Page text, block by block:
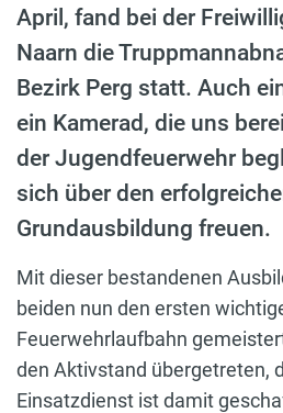
April, fand bei der
Naarn die
Bezirk Perg statt. Auch
ein Kamerad, die uns
der Jugendfeuerwehr
sich über den
Grundausbildung freuen.
Mit dieser bestandenen
beiden nun den ersten
Feuerwehrlaufbahn
den Aktivstand übergetreten,
Einsatzdienst ist damit